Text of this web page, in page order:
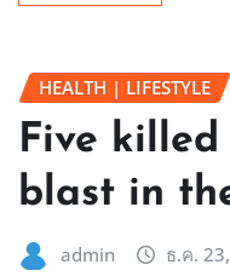
HEALTH | LIFESTYLE
Five
blast in
admin ธ.ค.